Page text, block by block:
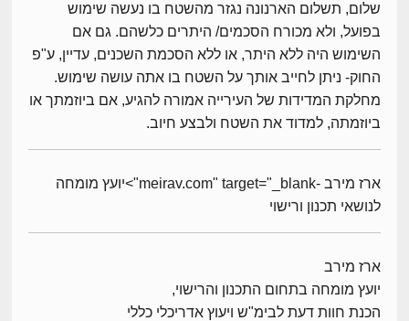
שלום, תשלום הארנונה נגזר מהשטח בו נעשה שימוש
בפועל, ולא מכורח הסכמים/ היתרים כלשהם. גם אם
השימוש היה ללא היתר, או ללא הסכמת השכנים, עדיין, ע"פ
החוק- ניתן לחייב אותך על השטח בו אתה עושה שימוש.
מחלקת המדידות של העירייה אמורה להגיע, אם ביוזמתך או
ביוזמתה, למדוד את השטח ולבצע חיוב.
ארז מירב -meirav.com" target="_blank">יועץ מומחה
לנושאי תכנון ורישוי
ארז מירב
יועץ מומחה בתחום התכנון והרישוי,
הכנת חוות דעת לבימ"ש ויעוץ אדריכלי כללי